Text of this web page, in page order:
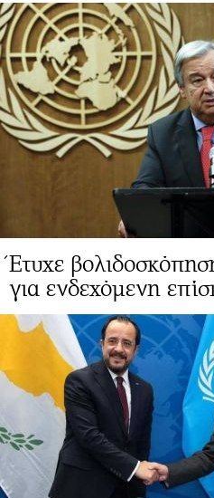
Έτυχε
για ενδεχόμενη